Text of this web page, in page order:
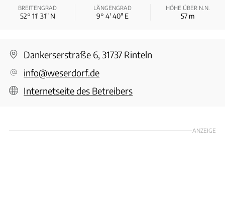
BREITENGRAD
52° 11′ 31″ N
LÄNGENGRAD
9° 4′ 40″ E
HÖHE ÜBER N.N.
57 m
Dankerserstraße 6, 31737 Rinteln
info@weserdorf.de
Internetseite des Betreibers
ANZEIGE